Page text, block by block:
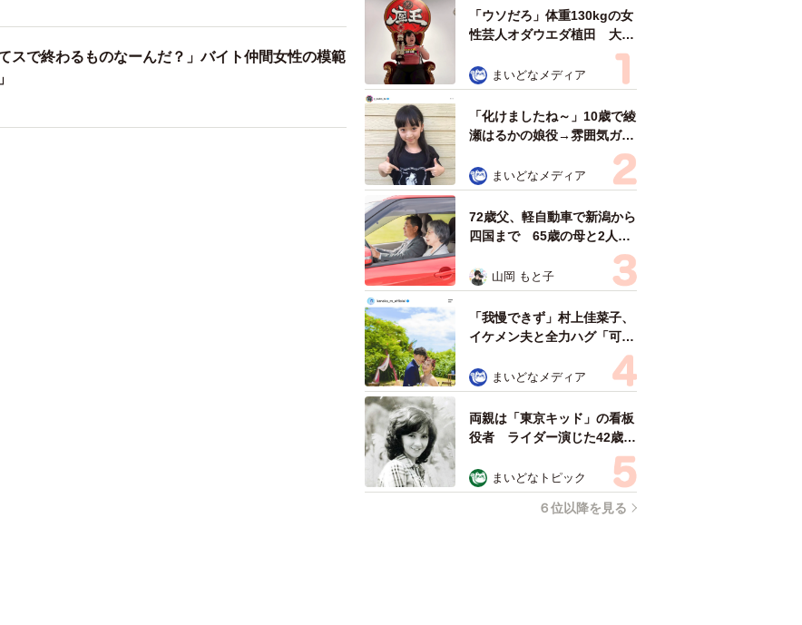
アクセスランキング
「ウソだろ」体重130kgの女
性芸人オダウエダ植田 大学
で」まいどなメディア
「化けましたね～」10歳で綾
瀬はるかの娘役→雰囲気ガラ
雰囲気が」「宝塚に入れそ
う」
まいどなメディア
72歳父、軽自動車で新潟から
四国まで 65歳の母と2人で
憩まで分刻み… 「大学生で
も組まねえよ！」
山岡 もと子
「我慢できず」村上佳菜子、
イケメン夫と全力ハグ「可愛
まいどなメディア
両親は「東京キッド」の看板
役者 ライダー演じた42歳元
俳優が再婚妻との「ウエディ